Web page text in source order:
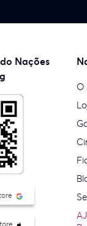
Nações
O